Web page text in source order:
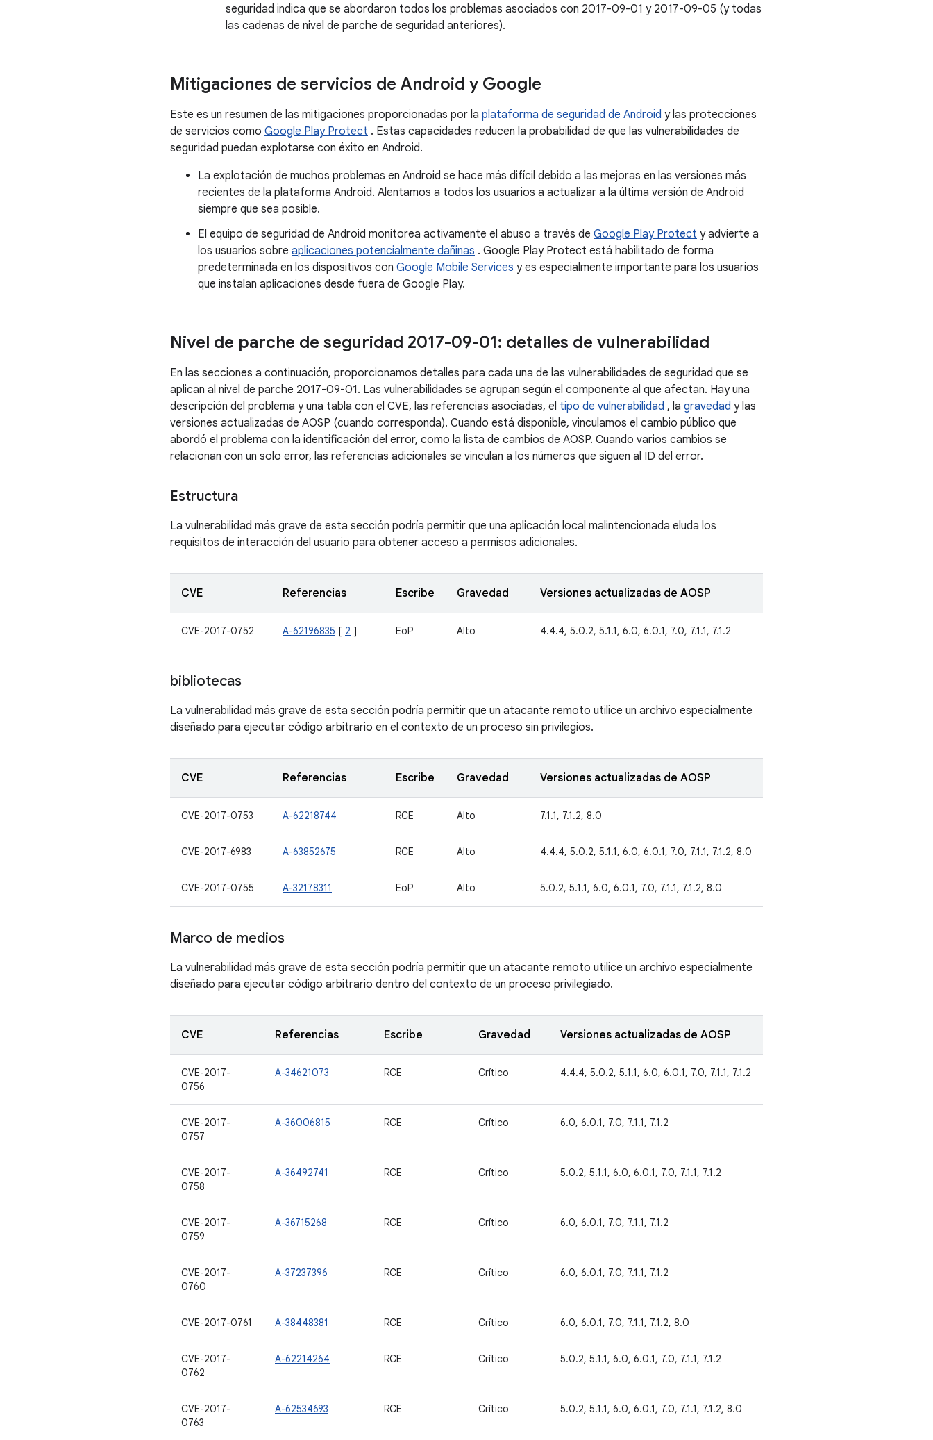
seguridad indica que se abordaron todos los problemas asociados con 2017-09-01 y 2017-09-05 (y todas
las cadenas de nivel de parche de seguridad anteriores).
Mitigaciones de servicios de Android y Google
Este es un resumen de las mitigaciones proporcionadas por la plataforma de seguridad de Android y las protecciones
de servicios como Google Play Protect . Estas capacidades reducen la probabilidad de que las vulnerabilidades de
seguridad puedan explotarse con éxito en Android.
La explotación de muchos problemas en Android se hace más difícil debido a las mejoras en las versiones más
recientes de la plataforma Android. Alentamos a todos los usuarios a actualizar a la última versión de Android
siempre que sea posible.
El equipo de seguridad de Android monitorea activamente el abuso a través de Google Play Protect y advierte a
los usuarios sobre aplicaciones potencialmente dañinas . Google Play Protect está habilitado de forma
predeterminada en los dispositivos con Google Mobile Services y es especialmente importante para los usuarios
que instalan aplicaciones desde fuera de Google Play.
Nivel de parche de seguridad 2017-09-01: detalles de vulnerabilidad
En las secciones a continuación, proporcionamos detalles para cada una de las vulnerabilidades de seguridad que se
aplican al nivel de parche 2017-09-01. Las vulnerabilidades se agrupan según el componente al que afectan. Hay una
descripción del problema y una tabla con el CVE, las referencias asociadas, el tipo de vulnerabilidad , la gravedad y las
versiones actualizadas de AOSP (cuando corresponda). Cuando está disponible, vinculamos el cambio público que
abordó el problema con la identificación del error, como la lista de cambios de AOSP. Cuando varios cambios se
relacionan con un solo error, las referencias adicionales se vinculan a los números que siguen al ID del error.
Estructura
La vulnerabilidad más grave de esta sección podría permitir que una aplicación local malintencionada eluda los
requisitos de interacción del usuario para obtener acceso a permisos adicionales.
CVE Referencias Escribe Gravedad Versiones actualizadas de AOSP
CVE-2017-0752 A-62196835 [ 2 ] EoP Alto 4.4.4, 5.0.2, 5.1.1, 6.0, 6.0.1, 7.0, 7.1.1, 7.1.2
bibliotecas
La vulnerabilidad más grave de esta sección podría permitir que un atacante remoto utilice un archivo especialmente
diseñado para ejecutar código arbitrario en el contexto de un proceso sin privilegios.
CVE Referencias Escribe Gravedad Versiones actualizadas de AOSP
CVE-2017-0753 A-62218744 RCE Alto 7.1.1, 7.1.2, 8.0
CVE-2017-6983 A-63852675 RCE Alto 4.4.4, 5.0.2, 5.1.1, 6.0, 6.0.1, 7.0, 7.1.1, 7.1.2, 8.0
CVE-2017-0755 A-32178311 EoP Alto 5.0.2, 5.1.1, 6.0, 6.0.1, 7.0, 7.1.1, 7.1.2, 8.0
Marco de medios
La vulnerabilidad más grave de esta sección podría permitir que un atacante remoto utilice un archivo especialmente
diseñado para ejecutar código arbitrario dentro del contexto de un proceso privilegiado.
CVE Referencias Escribe Gravedad Versiones actualizadas de AOSP
CVE-2017-
0756
A-34621073 RCE Crítico 4.4.4, 5.0.2, 5.1.1, 6.0, 6.0.1, 7.0, 7.1.1, 7.1.2
CVE-2017-
0757
A-36006815 RCE Crítico 6.0, 6.0.1, 7.0, 7.1.1, 7.1.2
CVE-2017-
0758
A-36492741 RCE Crítico 5.0.2, 5.1.1, 6.0, 6.0.1, 7.0, 7.1.1, 7.1.2
CVE-2017-
0759
A-36715268 RCE Crítico 6.0, 6.0.1, 7.0, 7.1.1, 7.1.2
CVE-2017-
0760
A-37237396 RCE Crítico 6.0, 6.0.1, 7.0, 7.1.1, 7.1.2
CVE-2017-0761 A-38448381 RCE Crítico 6.0, 6.0.1, 7.0, 7.1.1, 7.1.2, 8.0
CVE-2017-
0762
A-62214264 RCE Crítico 5.0.2, 5.1.1, 6.0, 6.0.1, 7.0, 7.1.1, 7.1.2
CVE-2017-
0763
A-62534693 RCE Crítico 5.0.2, 5.1.1, 6.0, 6.0.1, 7.0, 7.1.1, 7.1.2, 8.0